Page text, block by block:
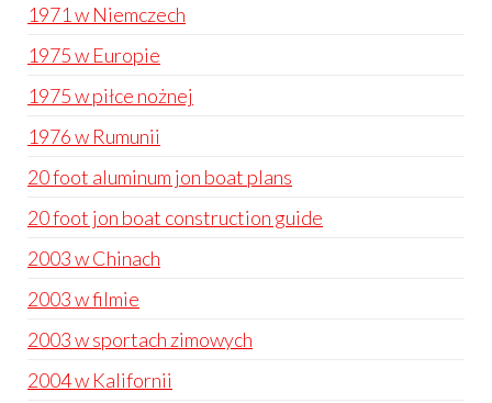
1971 w Niemczech
1975 w Europie
1975 w piłce nożnej
1976 w Rumunii
20 foot aluminum jon boat plans
20 foot jon boat construction guide
2003 w Chinach
2003 w filmie
2003 w sportach zimowych
2004 w Kalifornii